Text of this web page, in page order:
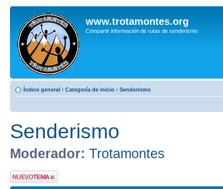
www.trotamontes.org
Compartir información de rutas de senderismo
Índice general ‹ Categoría de inicio ‹ Senderismo
Senderismo
Moderador: Trotamontes
Publicar un nuevo
tema